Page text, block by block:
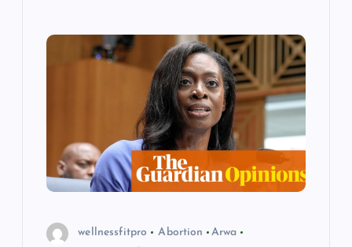
wellnessfitpro Abortion
Arwa